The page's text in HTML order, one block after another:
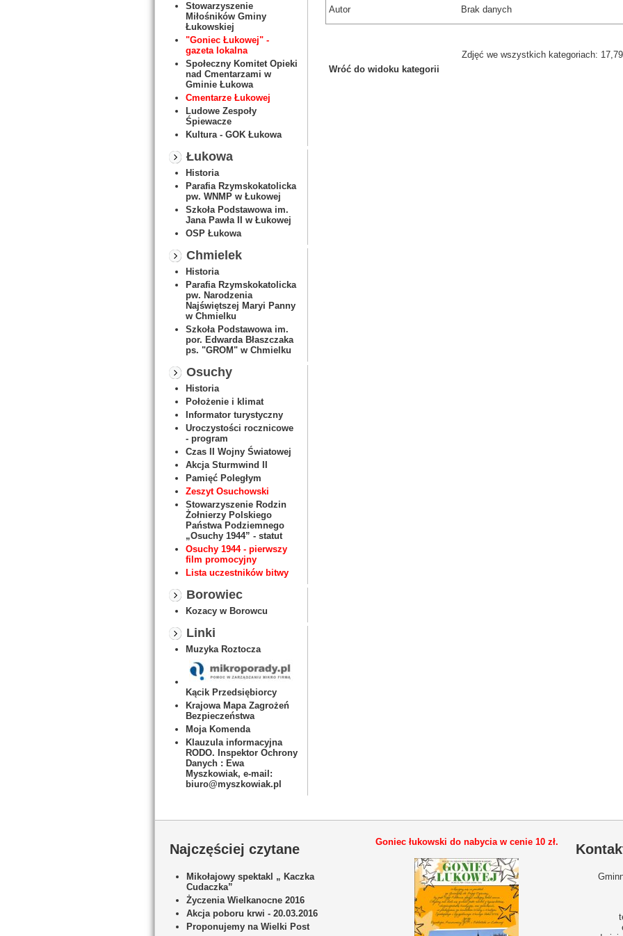
Stowarzyszenie
Miłośników Gminy
Łukowskiej
"Goniec Łukowej" -
gazeta lokalna
Społeczny Komitet Opieki
nad Cmentarzami w
Gminie Łukowa
Cmentarze Łukowej
Ludowe Zespoły
Śpiewacze
Kultura - GOK Łukowa
Łukowa
Historia
Parafia Rzymskokatolicka
pw. WNMP w Łukowej
Szkoła Podstawowa im.
Jana Pawła II w Łukowej
OSP Łukowa
Chmielek
Historia
Parafia Rzymskokatolicka
pw. Narodzenia
Najświętszej Maryi Panny
w Chmielku
Szkoła Podstawowa im.
por. Edwarda Błaszczaka
ps. "GROM" w Chmielku
Osuchy
Historia
Położenie i klimat
Informator turystyczny
Uroczystości rocznicowe
- program
Czas II Wojny Światowej
Akcja Sturmwind II
Pamięć Poległym
Zeszyt Osuchowski
Stowarzyszenie Rodzin
Żołnierzy Polskiego
Państwa Podziemnego
„Osuchy 1944” - statut
Osuchy 1944 - pierwszy
film promocyjny
Lista uczestników bitwy
Borowiec
Kozacy w Borowcu
Linki
Muzyka Roztocza
Kącik Przedsiębiorcy
Krajowa Mapa Zagrożeń
Bezpieczeństwa
Moja Komenda
Klauzula informacyjna
RODO. Inspektor Ochrony
Danych : Ewa
Myszkowiak, e-mail:
biuro@myszkowiak.pl
Autor Brak danych
Zdjęć we wszystkich kategoriach:
Wróć do widoku kategorii
Najczęściej czytane
Mikołajowy spektakl „ Kaczka
Cudaczka”
Życzenia Wielkanocne 2016
Akcja poboru krwi - 20.03.2016
Proponujemy na Wielki Post
Goniec łukowski do nabycia w cenie 10 zł.